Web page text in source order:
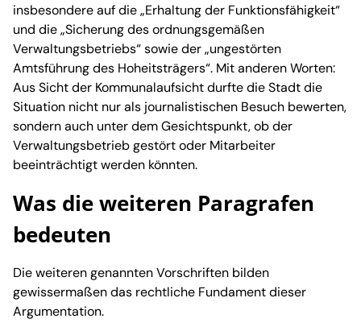
insbesondere auf die „Erhaltung der Funktionsfähigkeit“
und die „Sicherung des ordnungsgemäßen
Verwaltungsbetriebs“ sowie der „ungestörten
Amtsführung des Hoheitsträgers“. Mit anderen Worten:
Aus Sicht der Kommunalaufsicht durfte die Stadt die
Situation nicht nur als journalistischen Besuch bewerten,
sondern auch unter dem Gesichtspunkt, ob der
Verwaltungsbetrieb gestört oder Mitarbeiter
beeinträchtigt werden könnten.
Was die weiteren Paragrafen
bedeuten
Die weiteren genannten Vorschriften bilden
gewissermaßen das rechtliche Fundament dieser
Argumentation.